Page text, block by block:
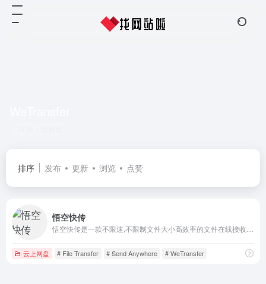
排序 发布 更新 浏览 点赞
悟空快传
云上网盘 # File Transfer # Send Anywhere # WeTransfer